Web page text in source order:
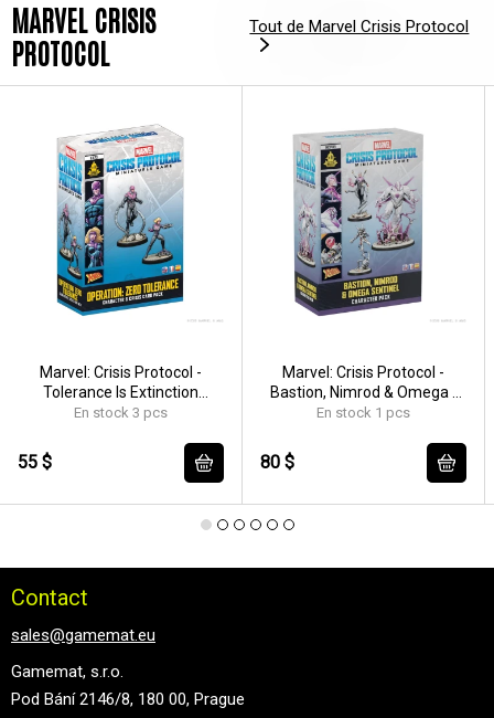
MARVEL CRISIS
PROTOCOL
Tout de Marvel Crisis Protocol
Marvel: Crisis Protocol -
Tolerance Is Extinction
Character & Crisis Card Pack -
En stock 3 pcs
55 $
Marvel: Crisis Protocol -
Bastion, Nimrod & Omega -
EN/FR/SP
En stock 1 pcs
80 $
Contact
sales@gamemat.eu
Gamemat, s.r.o.
Pod Bání 2146/8, 180 00, Prague